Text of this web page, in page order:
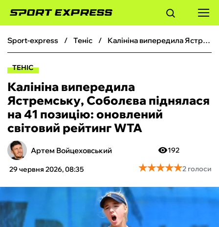
ФУТБОЛ
БОКС
ХОКЕЙ
ТЕНІС
КІБЕРСПОРТ
ЧС-2026
sport-express теніс Калініна випередила Ястремську, Соболєва піднялася на 41 позицію: оновлений світовий рейтинг WTA
ТЕНІС
Калініна випередила
Ястремську, Соболєва піднялася
на 41 позицію: оновлений
світовий рейтинг WTA
Артем Войцеховський
29 червня 2026, 08:35
192
★★★★★
★★★★★2 голоси